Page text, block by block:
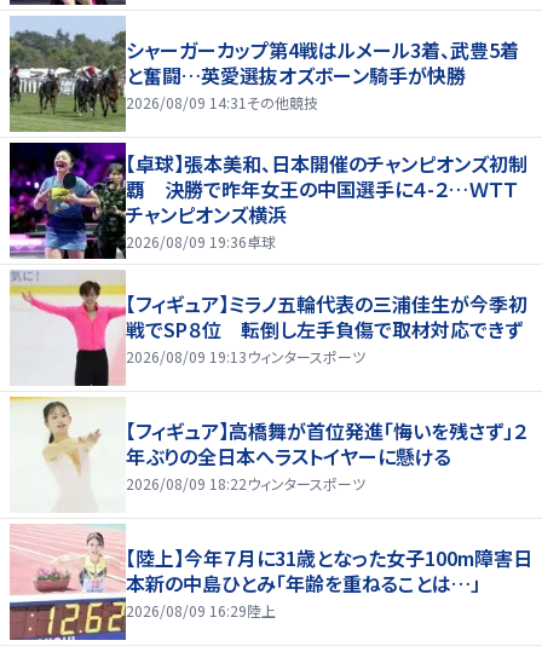
シャーガーカップ第4戦はルメール3着、武豊5着
と奮闘…英愛選抜オズボーン騎手が快勝
2026/08/09 14:31 その他競技
【卓球】張本美和、日本開催のチャンピオンズ初制
覇 決勝で昨年女王の中国選手に４-２…ＷＴＴ
チャンピオンズ横浜
2026/08/09 19:36卓球
【フィギュア】ミラノ五輪代表の三浦佳生が今季初
戦でSP８位 転倒し左手負傷で取材対応できず
2026/08/09 19:13ウィンタースポーツ
【フィギュア】高橋舞が首位発進「悔いを残さず」２
年ぶりの全日本へラストイヤーに懸ける
2026/08/09 18:22ウィンタースポーツ
【陸上】今年７月に31歳となった女子100m障害日
本新の中島ひとみ「年齢を重ねることは…」
2026/08/09 16:29陸上